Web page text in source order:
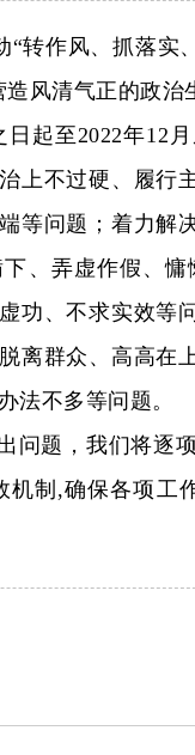
“转作风、抓落实
风清气正的政
起至2022年12
上不过硬、履行
等问题；着力解
、弄虚作假、
功、不求实效等
离群众、高高在
法不多等问题。
问题，我们将逐
机制 ,确保各项工